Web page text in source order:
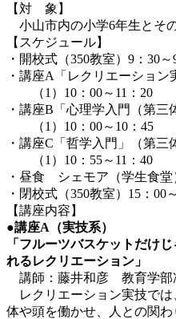
【対 象】
小山市内の小学6年生とそ
【スケジュール】
・開校式（350教室）9：30～
・講座A「レクリエーション
（1）10：00～11：20
・講座B「心理学入門（第三
（1）10：00～10：45
・講座C「哲学入門」（第三
（1）10：55～11：40
・昼食 シェモア（学生食堂
・閉校式（350教室）15：00
【講座内容】
●講座A（実技系）
「フルーツバスケットだけ
れるレクリエーション」
講師：藤井和彦 教育学部
レクリエーション実技では
体や頭を働かせ、人との関